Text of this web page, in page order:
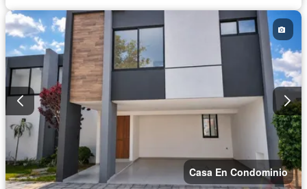
Recámara con closet
Sala polivalente
Seguridad
Televisión por cable
Wifi Zonas verdes Sin amueblar
Casa En Condominio